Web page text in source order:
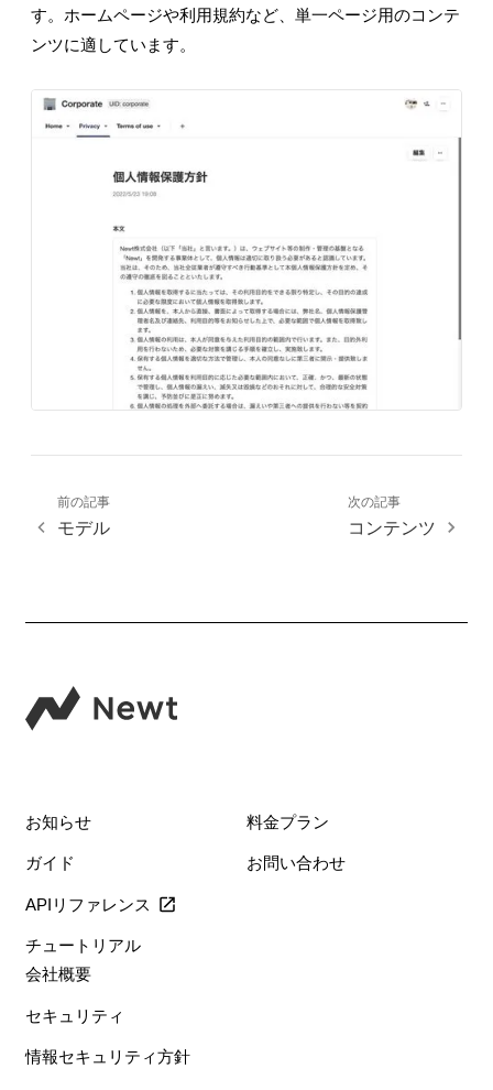
す。ホームページや利用規約など、単一ページ用のコンテ
ンツに適しています。
前の記事
モデル
次の記事
コンテンツ
お知らせ
ガイド
APIリファレンス
チュートリアル
料金プラン
お問い合わせ
会社概要
セキュリティ
情報セキュリティ方針